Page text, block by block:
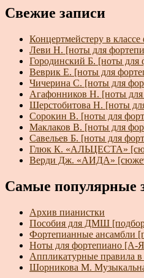
Свежие записи
Концертмейстеру в
Леви Н. [ноты для
Городинский Б. [ноты для
Веврик Е. [ноты для
Чичерина С. [ноты для
Агафонников Н. [ноты
Шерстобитова Н. [ноты
Сорокин В. [ноты для
Маклаков В. [ноты для
Савельев Б. [ноты для
Глюк К. «АЛЬЦЕСТА»
Верди Дж. «АИДА»
Самые популярные
Архив пианистки
Пособия для ДМШ
Фортепианные ансамбли
Ноты для фортепиано [А-
Аппликатурные правила
Шорникова М.